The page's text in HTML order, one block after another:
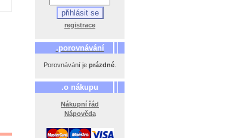
registrace
.porovnávání
Porovnávání je prázdné
.o nákupu
Nákupní řád
Nápověda